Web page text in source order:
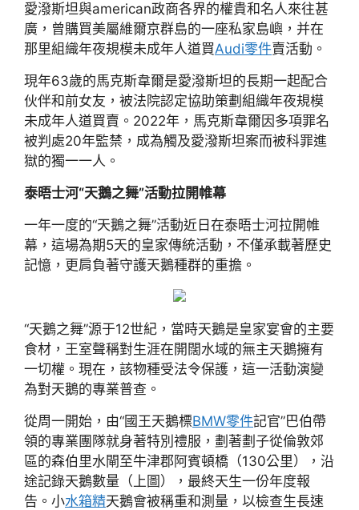
愛潑斯坦與american政商各界的權貴和名人來往甚
廣，曾購買美屬維爾京群島的一座私家島嶼，并在
那里組織年夜規模未成年人道買Audi零件賣活動。
現年63歲的馬克斯韋爾是愛潑斯坦的長期一起配合
伙伴和前女友，被法院認定協助策劃組織年夜規模
未成年人道買賣。2022年，馬克斯韋爾因多項罪名
被判處20年監禁，成為觸及愛潑斯坦案而被科罪進
獄的獨一一人。
泰晤士河“天鵝之舞”活動拉開帷幕
一年一度的“天鵝之舞”活動近日在泰晤士河拉開帷
幕，這場為期5天的皇家傳統活動，不僅承載著歷史
記憶，更肩負著守護天鵝種群的重擔。
“天鵝之舞”源于12世紀，當時天鵝是皇家宴會的主要
食材，王室聲稱對生涯在開闊水域的無主天鵝擁有
一切權。現在，該物種受法令保護，這一活動演變
為對天鵝的專業普查。
從周一開始，由“國王天鵝標BMW零件記官”巴伯帶
領的專業團隊就身著特別禮服，劃著劃子從倫敦郊
區的森伯里水閘至牛津郡阿賓頓橋（130公里），沿
途記錄天鵝數量（上圖），最終天生一份年度報
告。小水箱精天鵝會被稱重和測量，以檢查生長速